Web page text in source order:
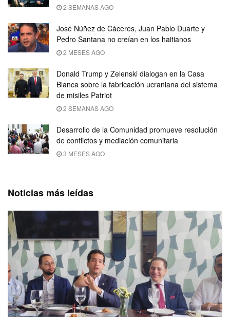
2 SEMANAS AGO
José Núñez de Cáceres, Juan Pablo Duarte y
Pedro Santana no creían en los haitianos
2 MESES AGO
Donald Trump y Zelenski dialogan en la Casa
Blanca sobre la fabricación ucraniana del sistema
de misiles Patriot
2 SEMANAS AGO
Desarrollo de la Comunidad promueve resolución
de conflictos y mediación comunitaria
3 MESES AGO
Noticias más leídas